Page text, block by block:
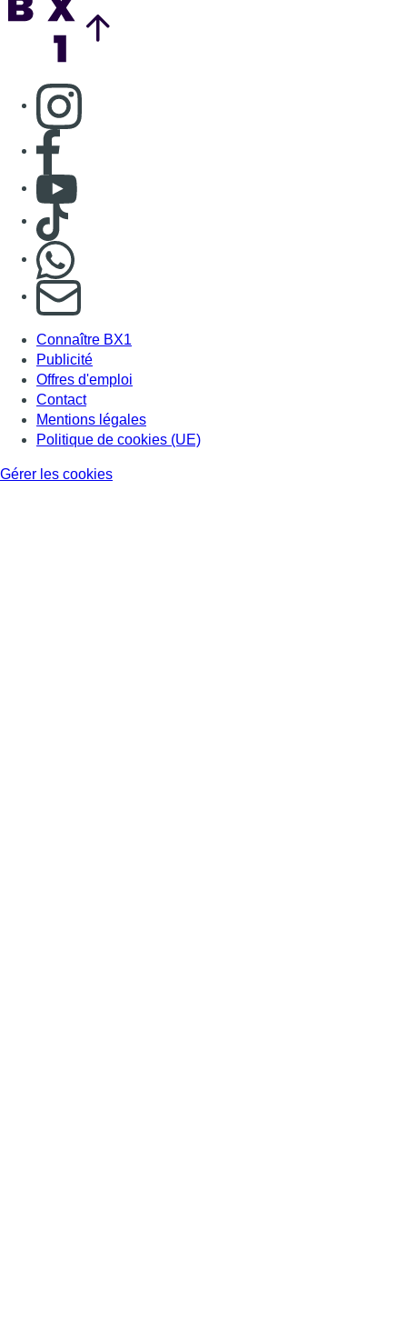
Consulter page Instagram
Consulter page Facebook
Consulter Youtube
Consulter TikTok
S'abonner à notre newsletter
Connaître BX1
Publicité
Offres d'emploi
Contact
Mentions légales
Politique de cookies (UE)
Gérer les cookies